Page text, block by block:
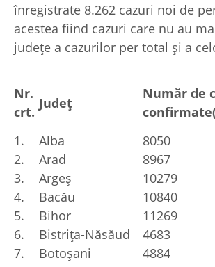
înregistrate 8.262 cazuri noi de
acestea fiind cazuri care nu au
județe a cazurilor per total și a
Nr.
crt.
Județ
Număr de
1.
Alba 8050
2.
Arad 8967
3.
Argeș 10279
4.
Bacău 10840
5.
Bihor 11269
6.
Bistrița-Năsăud 4683
7.
Botoșani 4884